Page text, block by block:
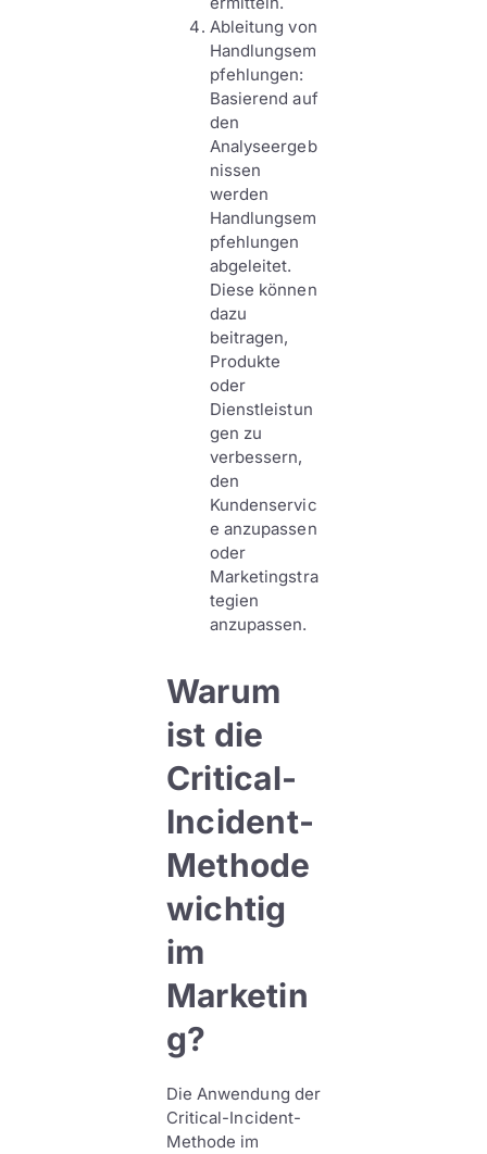
Ableitung von
Handlungsem
pfehlungen:
Basierend auf
den
Analyseergeb
nissen
werden
Handlungsem
pfehlungen
abgeleitet.
Diese können
dazu
beitragen,
Produkte
oder
Dienstleistun
gen zu
verbessern,
den
Kundenservic
e anzupassen
oder
Marketingstra
tegien
anzupassen.
Warum
ist die
Critical-
Incident-
Methode
wichtig
im
Marketin
g?
Die Anwendung der
Critical-Incident-
Methode im